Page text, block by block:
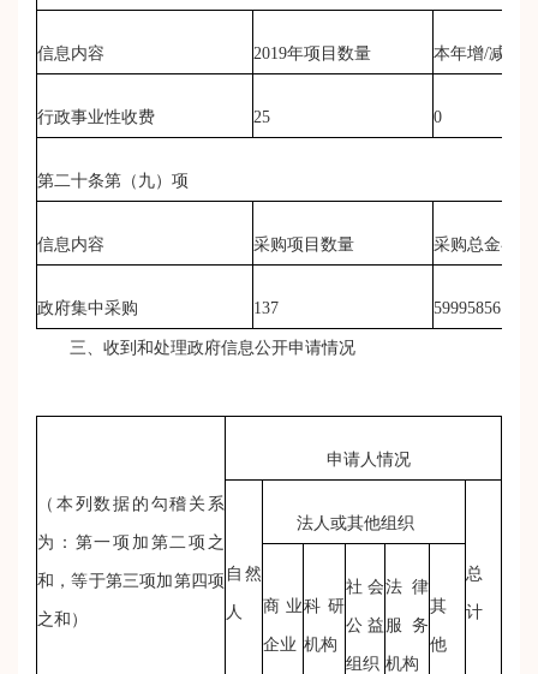
信息内容 2019年项目数量 本年增/减
行政事业性收费 25 0
第二十条第（九）项
信息内容 采购项目数量 采购总金额
政府集中采购 137 59995856（
三、收到和处理政府信息公开申请情况
（本列数据的勾稽关系
为：第一项加第二项之
和，等于第三项加第四项
之和）
申请人情况
自然
人
法人或其他组织
总
计
商业
企业
科研
机构
社会
公益
组织
法律
服务
机构
其
他